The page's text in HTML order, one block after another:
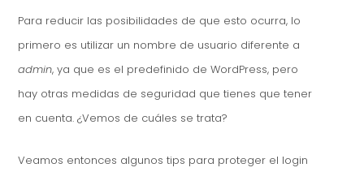
Para reducir las posibilidades de que esto ocurra, lo
primero es utilizar un nombre de usuario diferente a
admin, ya que es el predefinido de WordPress, pero
hay otras medidas de seguridad que tienes que tener
en cuenta. ¿Vemos de cuáles se trata?
Veamos entonces algunos tips para proteger el login